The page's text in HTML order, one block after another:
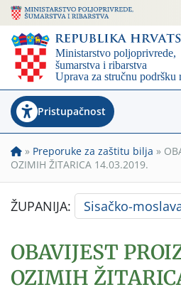
Pristupačnost
» Preporuke za zaštitu bilja »
OZIMIH ŽITARICA 14.03.2019.
ŽUPANIJA: Sisačko-
OBAVIJEST
OZIMIH